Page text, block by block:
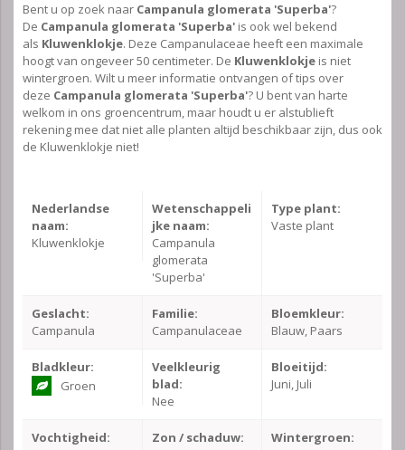
Bent u op zoek naar Campanula glomerata 'Superba'?
De Campanula glomerata 'Superba' is ook wel bekend
als Kluwenklokje. Deze Campanulaceae heeft een maximale
hoogt van ongeveer 50 centimeter. De Kluwenklokje is niet
wintergroen. Wilt u meer informatie ontvangen of tips over
deze Campanula glomerata 'Superba'? U bent van harte
welkom in ons groencentrum, maar houdt u er alstublieft
rekening mee dat niet alle planten altijd beschikbaar zijn, dus ook
de Kluwenklokje niet!
Nederlandse
naam:
Kluwenklokje
Wetenschappeli
jke naam:
Campanula
glomerata
'Superba'
Type plant:
Vaste plant
Geslacht:
Campanula
Familie:
Campanulaceae
Bloemkleur:
Blauw, Paars
Bladkleur:
Groen
Veelkleurig
blad:
Nee
Bloeitijd:
Juni, Juli
Vochtigheid:
Zon / schaduw:
Wintergroen: